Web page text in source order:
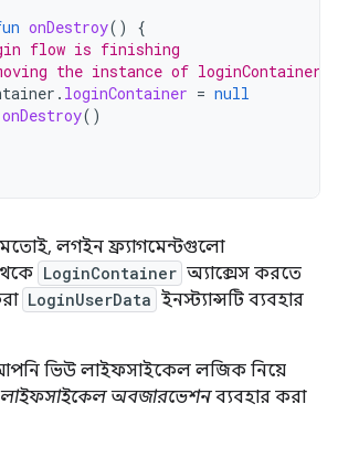
onDestroy()
{
flow is finishing
the instance of loginContainer
. loginContainer = null
onDestroy()
মতোই, লগইন ফ্র্যাগমেন্টগুলো
LoginContainer অ্যাক্সেস করতে
LoginUserData ইনস্ট্যান্সটি ব্যবহার
আপনি ভিউ লাইফসাইকেল লজিক নিয়ে
লাইফসাইকেল অবজারভেশনব্যবহার করা